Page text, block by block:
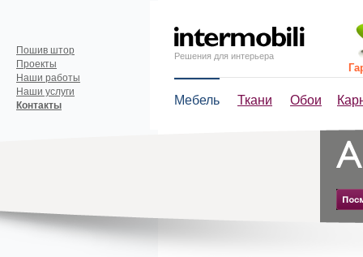
Решения для интерьера
Мебель Ткани Обои
Пошив штор
Проекты
Наши работы
Наши услуги
Контакты